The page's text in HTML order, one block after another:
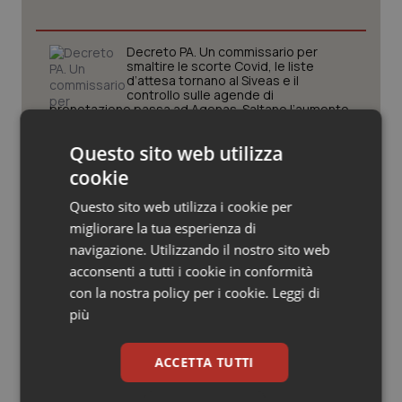
Veneto
Oncoematologia
Oncologia & Nutrizione
Psoriasi & pelle
Quotidiano Cardiologia
Quotidiano Chirurgia
Quotidiano Oncologia
Quotidiano Pediatria
Rene & patologie urogenitali
Decreto PA. Un commissario per
smaltire le scorte Covid, le liste
d’attesa tornano al Siveas e il
controllo sulle agende di
prenotazione passa ad Agenas. Saltano l’aumento
Università. Bernini firma il decreto:
27.000 posti per Medicina, 3.000 in
Pnrr Salute. Missione 6 verso il
traguardo, in chiusura la
rendicontazione degli obiettivi per la
X e ultima rata
al numero 1500 dal 22 giugno.
Proseguono monitoraggi e campagna
informativa
Questo sito web utilizza
cookie
Questo sito web utilizza i cookie per
migliorare la tua esperienza di
navigazione. Utilizzando il nostro sito web
acconsenti a tutti i cookie in conformità
con la nostra policy per i cookie. Leggi di
più
ACCETTA TUTTI